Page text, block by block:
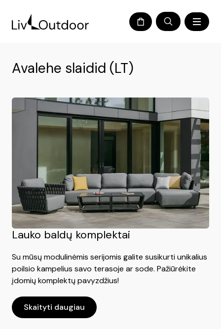
Avalehe slaidid (LT)
Lauko baldų komplektai
Su mūsų modulinėmis serijomis galite susikurti unikalius
poilsio kampelius savo terasoje ar sode. Pažiūrėkite
įdomių komplektų pavyzdžius!
Skaityti daugiau